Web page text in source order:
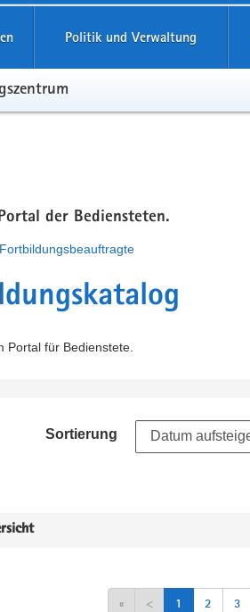
Politik und Verwaltung
der Bediensteten.
Portal für Bedienstete.
Sortierung
« < 1 2 3